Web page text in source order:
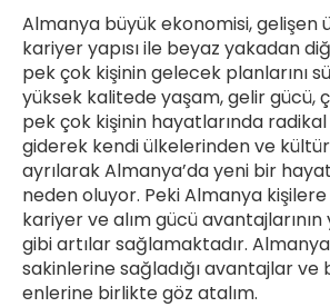
Almanya büyük ekonomisi, gelişen
kariyer yapısı ile beyaz yakadan
pek çok kişinin gelecek planlarını
yüksek kalitede yaşam, gelir gücü,
pek çok kişinin hayatlarında
giderek kendi ülkelerinden ve
ayrılarak Almanya’da yeni bir
neden oluyor. Peki Almanya kişilere
kariyer ve alım gücü avantajlarının
gibi artılar sağlamaktadır.
sakinlerine sağladığı avantajlar ve
enlerine birlikte göz atalım.